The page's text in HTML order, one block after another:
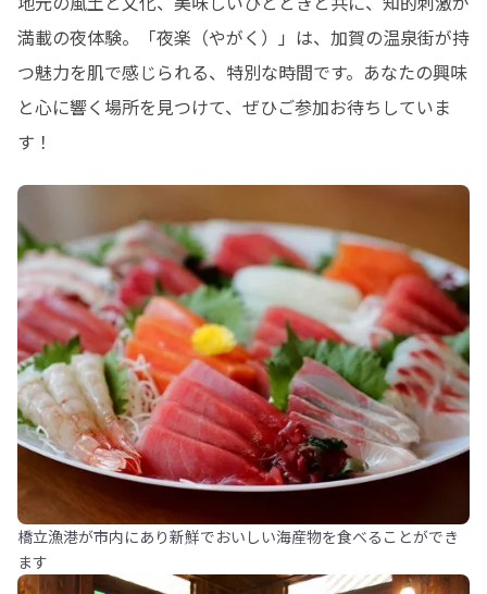
満載の夜体験。「夜楽（やがく）」は、加賀の温泉街が持
つ魅力を肌で感じられる、特別な時間です。あなたの興味
と心に響く場所を見つけて、ぜひご参加お待ちしていま
す！
橋立漁港が市内にあり新鮮でおいしい海産物を食べることができ
ます